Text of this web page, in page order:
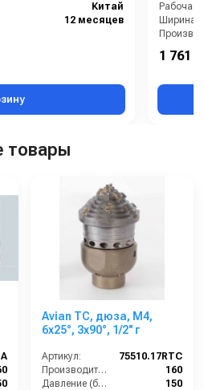
Китай
12 месяцев
1 761
товары
Avian TC, дюза, M4,
6x25°, 3x90°, 1/2'' г
Артикул:
75510.17RTC
Производительность (л/мин):
160
Давление (бар):
150